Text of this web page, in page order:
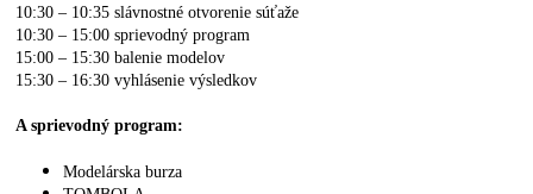
10:30 – 10:35 slávnostné otvorenie súťaže
10:30 – 15:00 sprievodný program
15:00 – 15:30 balenie modelov
15:30 – 16:30 vyhlásenie výsledkov
A sprievodný program:
Modelárska burza